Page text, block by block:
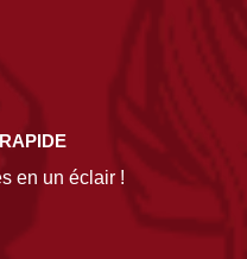
en un éclair !